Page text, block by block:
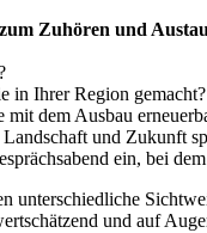
Zuhören und
in Ihrer Region gemacht?
dem Ausbau
und Zukunft
ein, bei
unterschiedliche
und auf